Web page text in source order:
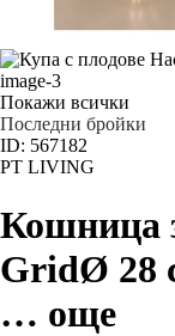
Покажи всички
Последни бройки
ID: 567182
PT LIVING
Кошница
GridØ 28
… още